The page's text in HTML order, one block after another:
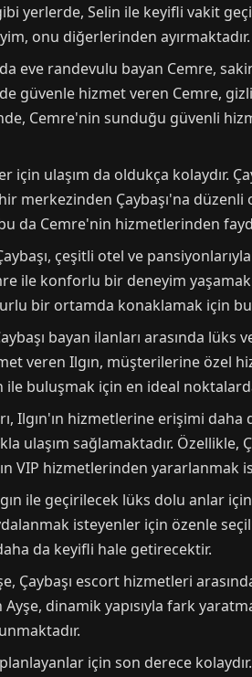
yerlerde, Selin ile keyifli vakit
onu diğerlerinden ayırmaktadır.
eve randevulu bayan Cemre,
güvenle hizmet veren Cemre,
Cemre'nin sunduğu güvenli
ulaşım da oldukça kolaydır.
merkezinden Çaybaşı'na düzenli
da Cemre'nin hizmetlerinden
çeşitli otel ve
ile konforlu bir deneyim
bir ortamda konaklamak için
bayan ilanları arasında
veren Ilgın, müşterilerine özel
buluşmak için en ideal
Ilgın'ın hizmetlerine erişimi
ulaşım sağlamaktadır.
VIP hizmetlerinden yararlanmak
ile geçirilecek lüks dolu anlar
isteyenler için özenle
da keyifli hale getirecektir.
Çaybaşı escort hizmetleri
dinamik yapısıyla fark
planlayanlar için son derece